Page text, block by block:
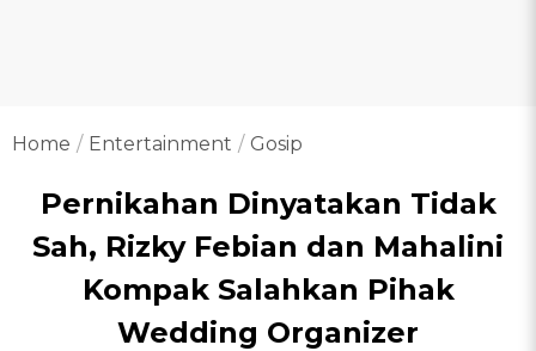
Home Entertainment Gosip
Pernikahan Dinyatakan Tidak
Sah, Rizky Febian dan Mahalini
Kompak Salahkan Pihak
Wedding Organizer